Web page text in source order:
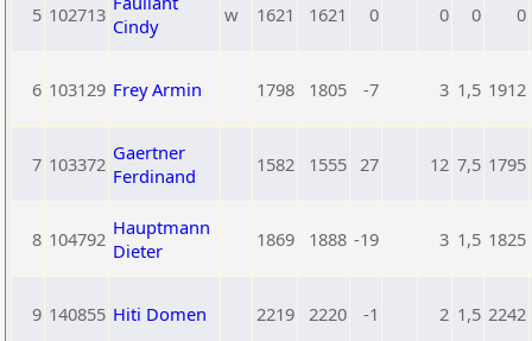
5 102713 Cindy
w 1621 1621 0 0 0 0
6 103129 Frey Armin 1798 1805 -7 3 1,5 1912
7 103372 Gaertner
Ferdinand
1582 1555 27 12 7,5 1795
8 104792 Hauptmann
Dieter
1869 1888 -19 3 1,5 1825
9 140855 Hiti Domen 2219 2220 -1 2 1,5 2242